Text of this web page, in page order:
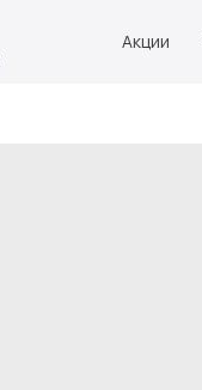
Акции